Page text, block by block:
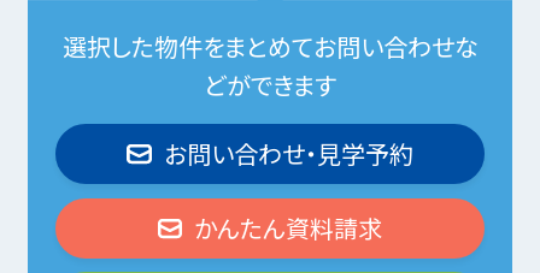
選択した物件をまとめてお問い合わせな
どができます
お問い合わせ・見学予約
かんたん資料請求